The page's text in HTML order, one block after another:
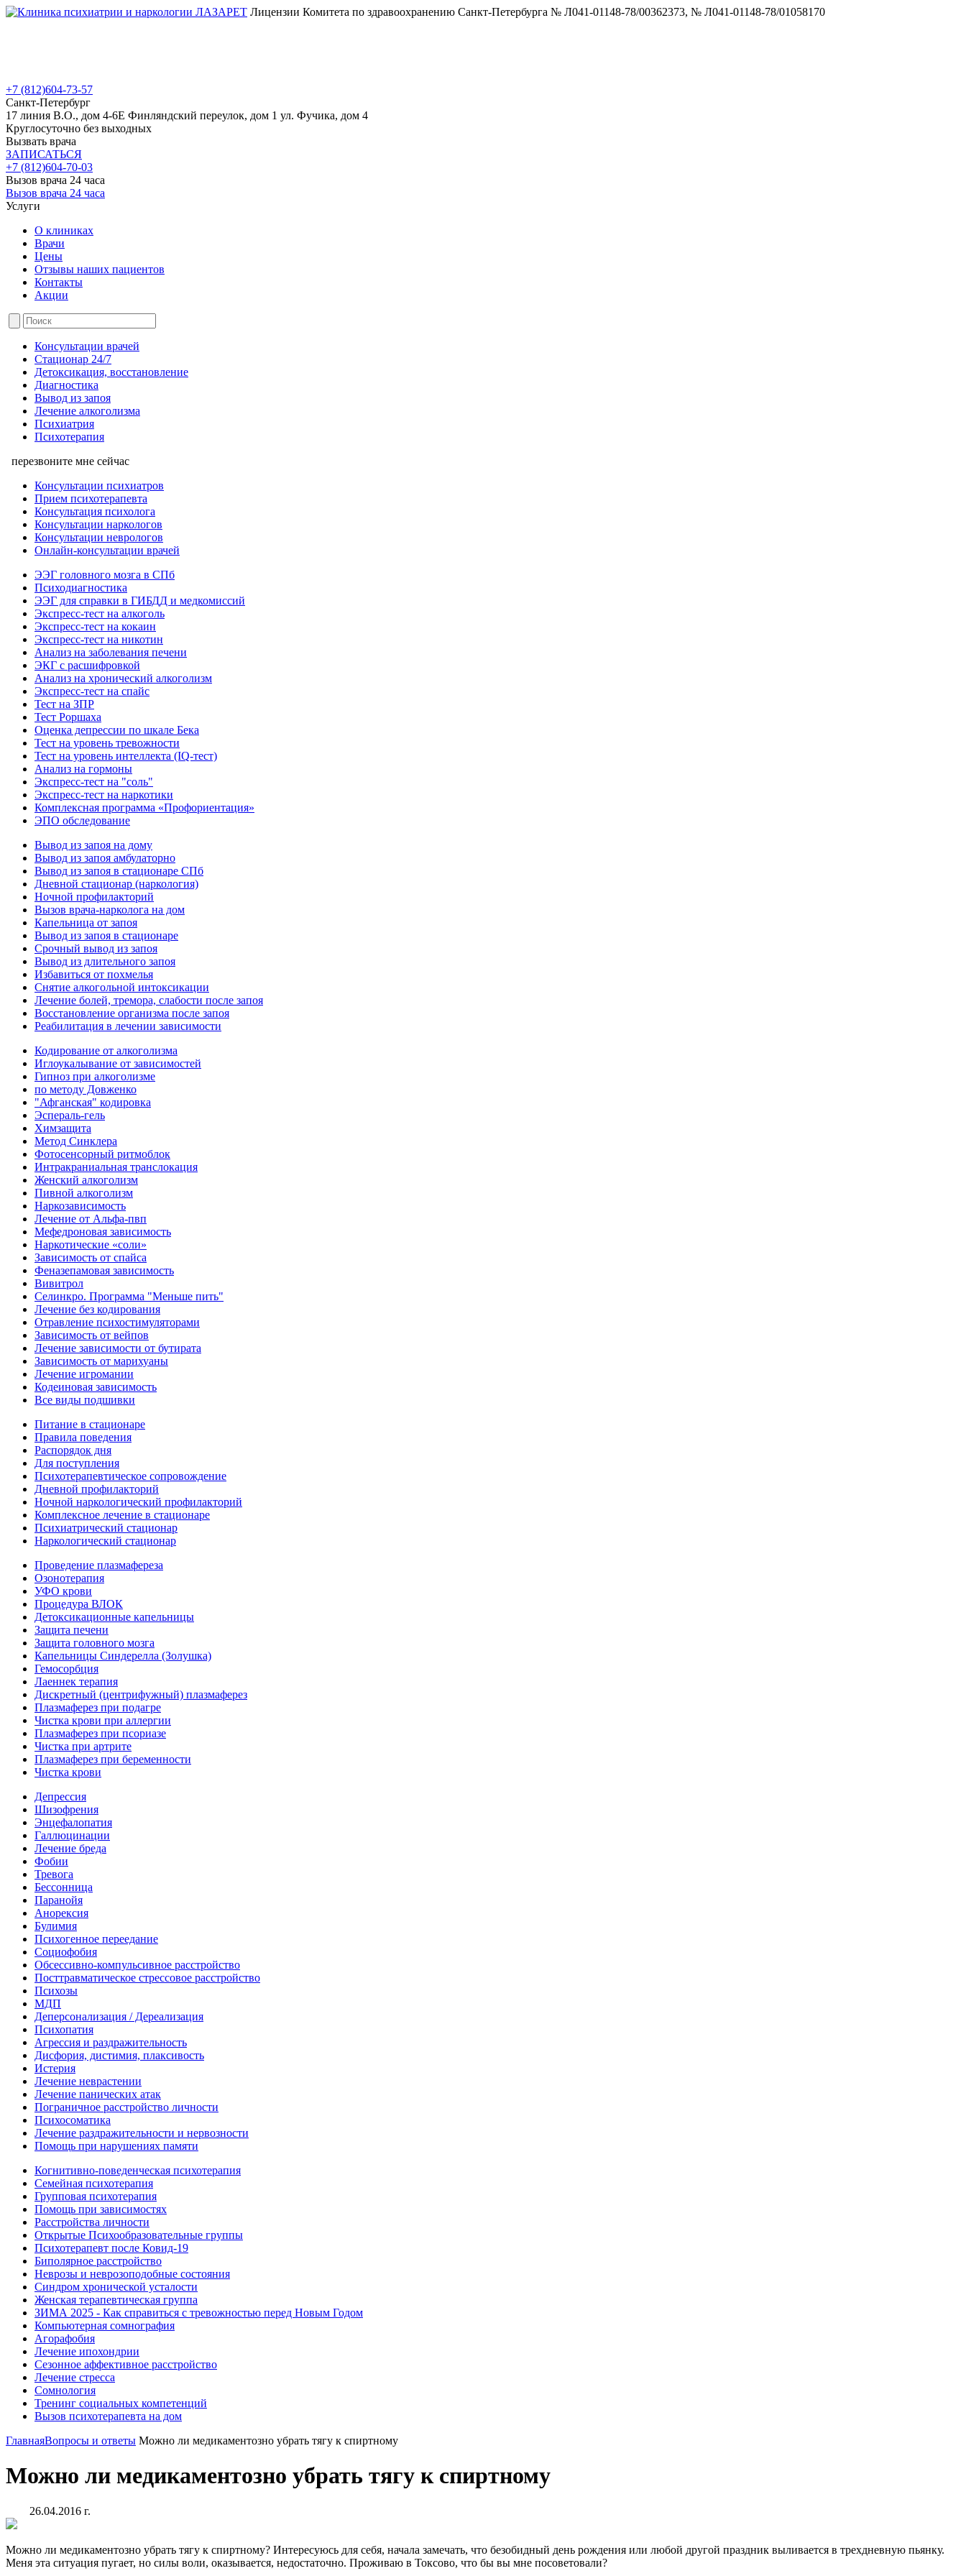
Лицензии Комитета по здравоохранению Санкт-Петербурга № Л041-01148-78/00362373, № Л041-01148-78/01058170
+7 (812)604-73-57
Санкт-Петербург
17 линия В.О., дом 4-6Е Финляндский переулок, дом 1 ул. Фучика, дом 4
Круглосуточно без выходных
Вызвать врача
ЗАПИСАТЬСЯ
+7 (812)604-70-03
Вызов врача 24 часа
Вызов врача 24 часа
Услуги
О клиниках
Врачи
Цены
Отзывы наших пациентов
Контакты
Акции
Консультации врачей
Стационар 24/7
Детоксикация, восстановление
Диагностика
Вывод из запоя
Лечение алкоголизма
Психиатрия
Психотерапия
перезвоните мне сейчас
Консультации психиатров
Прием психотерапевта
Консультация психолога
Консультации наркологов
Консультации неврологов
Онлайн-консультации врачей
ЭЭГ головного мозга в СПб
Психодиагностика
ЭЭГ для справки в ГИБДД и медкомиссий
Экспресс-тест на алкоголь
Экспресс-тест на кокаин
Экспресс-тест на никотин
Анализ на заболевания печени
ЭКГ с расшифровкой
Анализ на хронический алкоголизм
Экспресс-тест на спайс
Тест на ЗПР
Тест Роршаха
Оценка депрессии по шкале Бека
Тест на уровень тревожности
Тест на уровень интеллекта (IQ-тест)
Анализ на гормоны
Экспресс-тест на "соль"
Экспресс-тест на наркотики
Комплексная программа «Профориентация»
ЭПО обследование
Вывод из запоя на дому
Вывод из запоя амбулаторно
Вывод из запоя в стационаре СПб
Дневной стационар (наркология)
Ночной профилакторий
Вызов врача-нарколога на дом
Капельница от запоя
Вывод из запоя в стационаре
Срочный вывод из запоя
Вывод из длительного запоя
Избавиться от похмелья
Снятие алкогольной интоксикации
Лечение болей, тремора, слабости после запоя
Восстановление организма после запоя
Реабилитация в лечении зависимости
Кодирование от алкоголизма
Иглоукалывание от зависимостей
Гипноз при алкоголизме
по методу Довженко
"Афганская" кодировка
Эспераль-гель
Химзащита
Метод Синклера
Фотосенсорный ритмоблок
Интракраниальная транслокация
Женский алкоголизм
Пивной алкоголизм
Наркозависимость
Лечение от Альфа-пвп
Мефедроновая зависимость
Наркотические «соли»
Зависимость от спайса
Феназепамовая зависимость
Вивитрол
Селинкро. Программа "Меньше пить"
Лечение без кодирования
Отравление психостимуляторами
Зависимость от вейпов
Лечение зависимости от бутирата
Зависимость от марихуаны
Лечение игромании
Кодеиновая зависимость
Все виды подшивки
Питание в стационаре
Правила поведения
Распорядок дня
Для поступления
Психотерапевтическое сопровождение
Дневной профилакторий
Ночной наркологический профилакторий
Комплексное лечение в стационаре
Психиатрический стационар
Наркологический стационар
Проведение плазмафереза
Озонотерапия
УФО крови
Процедура ВЛОК
Детоксикационные капельницы
Защита печени
Защита головного мозга
Капельницы Синдерелла (Золушка)
Гемосорбция
Лаеннек терапия
Дискретный (центрифужный) плазмаферез
Плазмаферез при подагре
Чистка крови при аллергии
Плазмаферез при псориазе
Чистка при артрите
Плазмаферез при беременности
Чистка крови
Депрессия
Шизофрения
Энцефалопатия
Галлюцинации
Лечение бреда
Фобии
Тревога
Бессонница
Паранойя
Анорексия
Булимия
Психогенное переедание
Социофобия
Обсессивно-компульсивное расстройство
Посттравматическое стрессовое расстройство
Психозы
МДП
Деперсонализация / Дереализация
Психопатия
Агрессия и раздражительность
Дисфория, дистимия, плаксивость
Истерия
Лечение неврастении
Лечение панических атак
Пограничное расстройство личности
Психосоматика
Лечение раздражительности и нервозности
Помощь при нарушениях памяти
Когнитивно-поведенческая психотерапия
Семейная психотерапия
Групповая психотерапия
Помощь при зависимостях
Расстройства личности
Открытые Психообразовательные группы
Психотерапевт после Ковид-19
Биполярное расстройство
Неврозы и неврозоподобные состояния
Синдром хронической усталости
Женская терапевтическая группа
ЗИМА 2025 - Как справиться с тревожностью перед Новым Годом
Компьютерная сомнография
Агорафобия
Лечение ипохондрии
Сезонное аффективное расстройство
Лечение стресса
Сомнология
Тренинг социальных компетенций
Вызов психотерапевта на дом
ГлавнаяВопросы и ответы Можно ли медикаментозно убрать тягу к спиртному
Можно ли медикаментозно убрать тягу к спиртному
26.04.2016 г.
Можно ли медикаментозно убрать тягу к спиртному? Интересуюсь для себя, начала замечать, что безобидный день рождения или любой другой праздник выливается в трехдневную пьянку.
Меня эта ситуация пугает, но силы воли, оказывается, недостаточно. Проживаю в Токсово, что бы вы мне посоветовали?